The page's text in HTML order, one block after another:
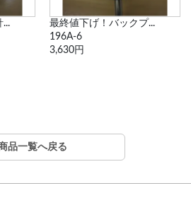
...
最終値下げ！バックプ...
196A-6
3,630円
品一覧へ戻る